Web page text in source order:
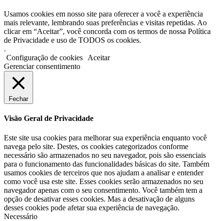
Usamos cookies em nosso site para oferecer a você a experiência
mais relevante, lembrando suas preferências e visitas repetidas. Ao
clicar em “Aceitar”, você concorda com os termos de nossa Política
de Privacidade e uso de TODOS os cookies.
.
Configuração de cookies
Aceitar
Gerenciar consentimento
Fechar
Visão Geral de Privacidade
Este site usa cookies para melhorar sua experiência enquanto você
navega pelo site. Destes, os cookies categorizados conforme
necessário são armazenados no seu navegador, pois são essenciais
para o funcionamento das funcionalidades básicas do site. Também
usamos cookies de terceiros que nos ajudam a analisar e entender
como você usa este site. Esses cookies serão armazenados no seu
navegador apenas com o seu consentimento. Você também tem a
opção de desativar esses cookies. Mas a desativação de alguns
desses cookies pode afetar sua experiência de navegação.
Necessário